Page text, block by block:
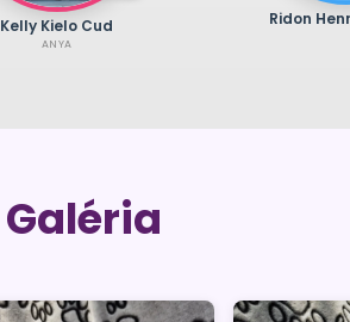
Kelly Kielo Cud
ANYA
Ridon
Galéria